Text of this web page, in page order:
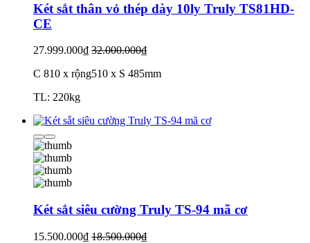
Két sắt thân vỏ thép dày 10ly Truly TS81HD-
CE
27.999.000₫ 32.000.000₫
C 810 x rộng510 x S 485mm
TL: 220kg
Két sắt siêu cường Truly TS-94 mã cơ
15.500.000₫ 18.500.000₫